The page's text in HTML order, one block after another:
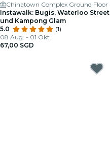
Chinatown Complex Ground Floor
Instawalk: Bugis, Waterloo Street
und Kampong Glam
5.0
(1)
08 Aug. - 01 Okt.
67,00 SGD